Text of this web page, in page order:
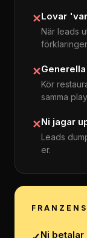
✕Lovar
När leads
✕
Kör
samma
✕Ni jagar
Leads
er.
Ni